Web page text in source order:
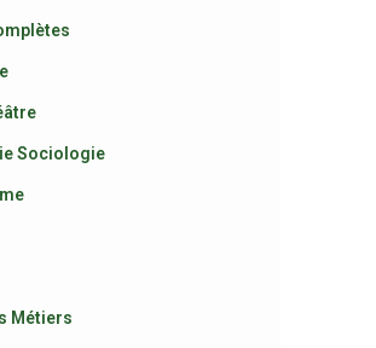
Sociologie
Métiers